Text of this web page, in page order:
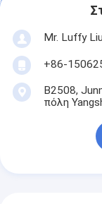
Mr. Luffy Liu
+86-
B2508,
πόλη